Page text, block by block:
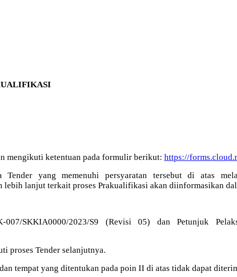
mengikuti ketentuan pada formulir berikut: https://
yang memenuhi persyaratan tersebut di atas
lebih lanjut terkait proses Prakualifikasi akan diinformasikan
SKKIA0000/2023/S9 (Revisi 05) dan Petunjuk
proses Tender selanjutnya.
tempat yang ditentukan pada poin II di atas tidak dapat